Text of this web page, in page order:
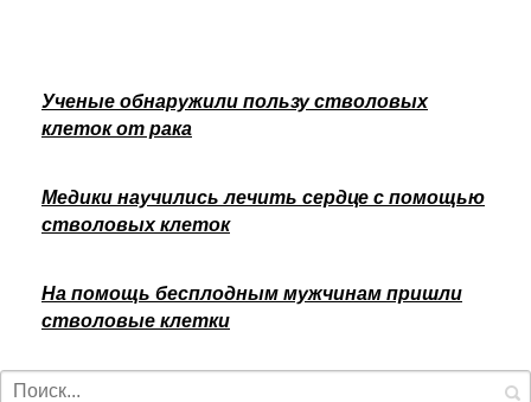
Ученые обнаружили пользу стволовых
клеток от рака
Медики научились лечить сердце с помощью
стволовых клеток
На помощь бесплодным мужчинам пришли
стволовые клетки